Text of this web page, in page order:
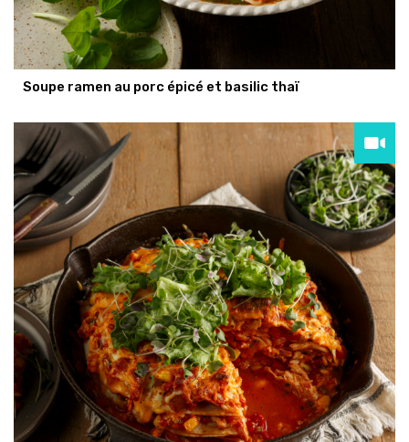
Soupe ramen au porc épicé et basilic thaï